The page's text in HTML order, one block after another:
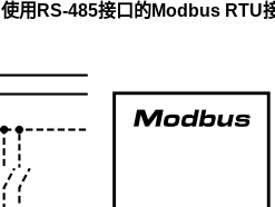
RS-485接口的Modbus RTU